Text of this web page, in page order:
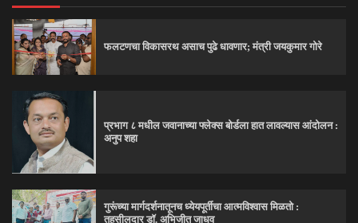
फलटणचा विकासरथ असाच पुढे धावणार; मंत्री जयकुमार गोरे
प्रभाग ८ मधील जवानाच्या फ्लेक्स बोर्डला हात लावल्यास आंदोलन :
अनुप शहा
गुरूंच्या मार्गदर्शनातूनच ध्येयपूर्तीचा आत्मविश्‍वास मिळतो :
तहसीलदार डॉ. अभिजीत जाधव